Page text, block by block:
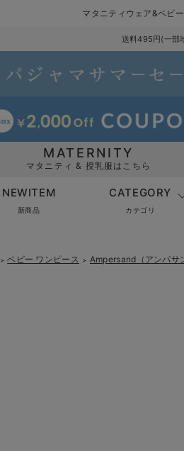
マタニティウェア&ベビ
送料495円(一部
MATERNITY
マタニティ & 授乳服はこちら
NEWITEM
新商品
CATEGORY
カテゴリ
＞ ベビー ワンピース ＞ Ampersand（アンパサ